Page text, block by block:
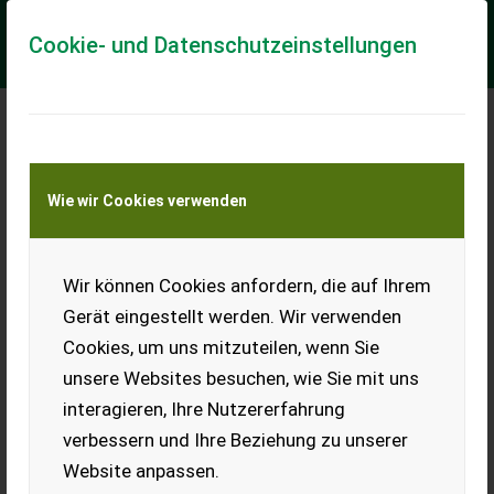
Cookie- und Datenschutzeinstellungen
Wie wir Cookies verwenden
Wir können Cookies anfordern, die auf Ihrem
Gerät eingestellt werden. Wir verwenden
Cookies, um uns mitzuteilen, wenn Sie
unsere Websites besuchen, wie Sie mit uns
interagieren, Ihre Nutzererfahrung
verbessern und Ihre Beziehung zu unserer
Website anpassen.
Meine Transportkostenanfrage
Transport von Land- und Baumaschinen –
KEINE Tiertransporte
Sonstige JF-Stoll 1050 FCT
Feldhächsler
EUR 12.000 inkl. 20 % MwSt.